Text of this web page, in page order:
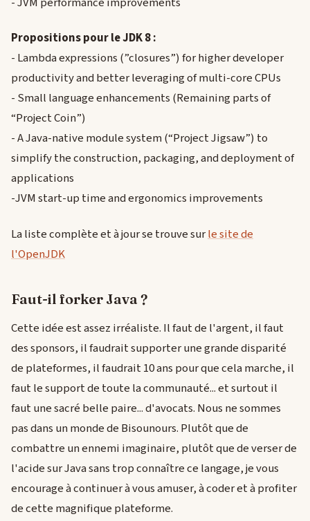
Propositions pour le JDK 8 :
- Lambda expressions (”closures”) for higher developer
productivity and better leveraging of multi-core CPUs
- Small language enhancements (Remaining parts of
“Project Coin”)
- A Java-native module system (“Project Jigsaw”) to
simplify the construction, packaging, and deployment of
applications
-JVM start-up time and ergonomics improvements
La liste complète et à jour se trouve surle site de
l'OpenJDK
Faut-il forker Java ?
Cette idée est assez irréaliste. Il faut de l'argent, il faut
des sponsors, il faudrait supporter une grande disparité
de plateformes, il faudrait 10 ans pour que cela marche, il
faut le support de toute la communauté... et surtout il
faut une sacré belle paire... d'avocats. Nous ne sommes
pas dans un monde de Bisounours. Plutôt que de
combattre un ennemi imaginaire, plutôt que de verser de
l'acide sur Java sans trop connaître ce langage, je vous
encourage à continuer à vous amuser, à coder et à profiter
de cette magnifique plateforme.